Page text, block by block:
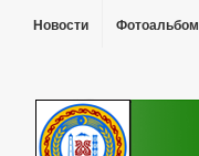
Новости Фотоальбом